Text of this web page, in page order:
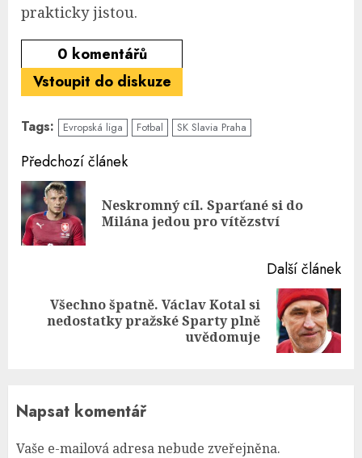
prakticky jistou.
0 komentářů
Vstoupit do diskuze
Tags: Evropská liga Fotbal SK Slavia Praha
Continue
Reading
Předchozí článek
Neskromný cíl. Sparťané si do
Milána jedou pro vítězství
Další článek
Next
Všechno špatně. Václav Kotal si
nedostatky pražské Sparty plně
uvědomuje
Napsat komentář
Vaše e-mailová adresa nebude zveřejněna.